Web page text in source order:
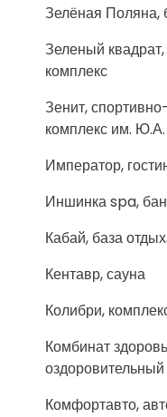
Зелёная Поляна,
Зеленый
комплекс
Зенит,
комплекс им.
Император,
Иншинка spa,
Кабай, база
Кентавр, сауна
Колибри,
Комбинат
Комфортавто,